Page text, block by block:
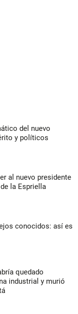
del nuevo
y políticos
al nuevo presidente
la Espriella
conocidos: así es
quedado
industrial y murió